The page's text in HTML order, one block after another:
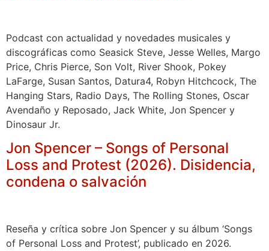
Podcast con actualidad y novedades musicales y
discográficas como Seasick Steve, Jesse Welles, Margo
Price, Chris Pierce, Son Volt, River Shook, Pokey
LaFarge, Susan Santos, Datura4, Robyn Hitchcock, The
Hanging Stars, Radio Days, The Rolling Stones, Oscar
Avendaño y Reposado, Jack White, Jon Spencer y
Dinosaur Jr.
Jon Spencer – Songs of Personal
Loss and Protest (2026). Disidencia,
condena o salvación
Reseña y crítica sobre Jon Spencer y su álbum ‘Songs
of Personal Loss and Protest’, publicado en 2026.